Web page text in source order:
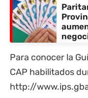
Para conocer la
CAP habilitados
http://